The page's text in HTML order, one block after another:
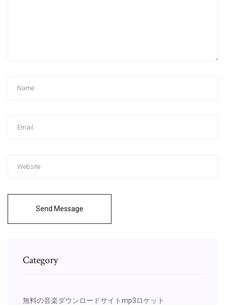
Send Message
Category
無料の音楽ダウンロードサイトmp3ロケット